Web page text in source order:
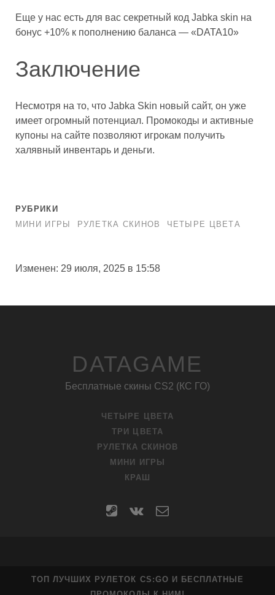
Еще у нас есть для вас секретный код Jabka skin на
бонус +10% к пополнению баланса — «DATA10»
Заключение
Несмотря на то, что Jabka Skin новый сайт, он уже
имеет огромный потенциал. Промокоды и активные
купоны на сайте позволяют игрокам получить
халявный инвентарь и деньги.
РУБРИКИ
МИНИ ИГРЫ
РУЛЕТКА СКИНОВ ЧЕТЫРЕ ЦВЕТА
Изменен: 29 июля, 2025 в 15:58
DATAGAME
Бесплатные скины CS2 (КС ГО)
ЧЕТЫРЕ ЦВЕТА
ТРИ ЦВЕТА
РУЛЕТКА СКИНОВ
МИНИ ИГРЫ
КРАШ
steamvk
contact
ТОП ЛУЧШИХ РУЛЕТОК CS:GO И БЕСПЛАТНЫЕ